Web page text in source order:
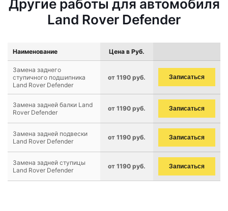
Другие работы для автомобиля
Land Rover Defender
Наименование Цена в Руб.
Замена заднего
ступичного подшипника
Land Rover Defender
от 1190 руб. Записаться
Замена задней балки Land
Rover Defender
от 1190 руб. Записаться
Замена задней подвески
Land Rover Defender
от 1190 руб. Записаться
Замена задней ступицы
Land Rover Defender
от 1190 руб. Записаться